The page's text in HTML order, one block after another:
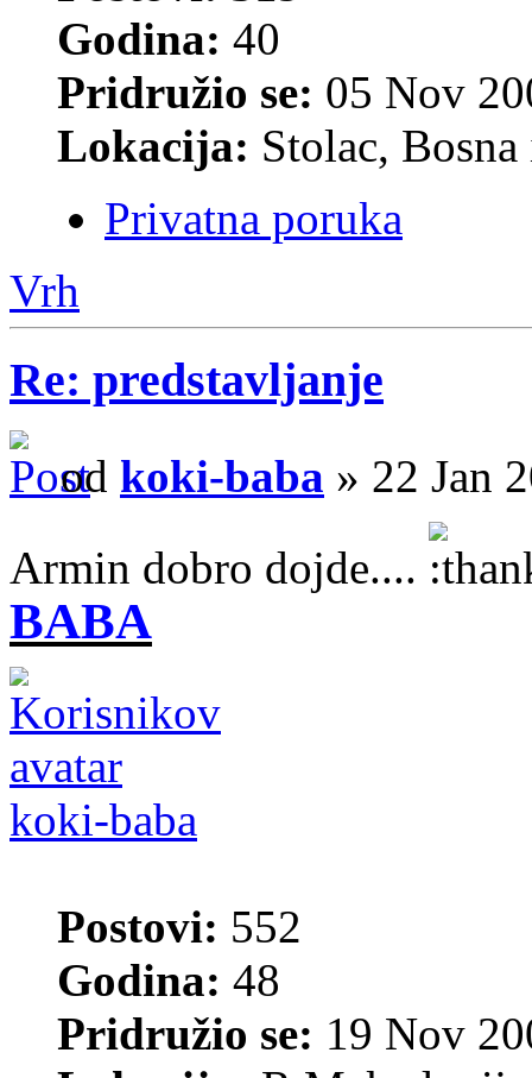
Godina: 40
Pridružio se: 05 Nov
Lokacija: Stolac,
Privatna poruka
Vrh
Re: predstavljanje
od koki-baba » 22 Jan
Armin dobro dojde....
BABA
koki-baba
Postovi: 552
Godina: 48
Pridružio se: 19 Nov